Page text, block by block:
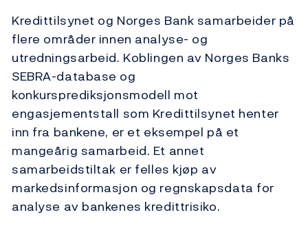
Kredittilsynet og Norges Bank samarbeider på
flere områder innen analyse- og
utredningsarbeid. Koblingen av Norges Banks
SEBRA-database og
konkursprediksjonsmodell mot
engasjementstall som Kredittilsynet henter
inn fra bankene, er et eksempel på et
mangeårig samarbeid. Et annet
samarbeidstiltak er felles kjøp av
markedsinformasjon og regnskapsdata for
analyse av bankenes kredittrisiko.